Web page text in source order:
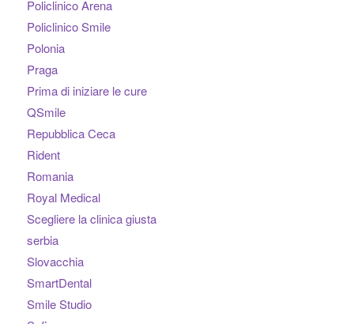
Policlinico Arena
Policlinico Smile
Polonia
Praga
Prima di iniziare le cure
QSmile
Repubblica Ceca
Rident
Romania
Royal Medical
Scegliere la clinica giusta
serbia
Slovacchia
SmartDental
Smile Studio